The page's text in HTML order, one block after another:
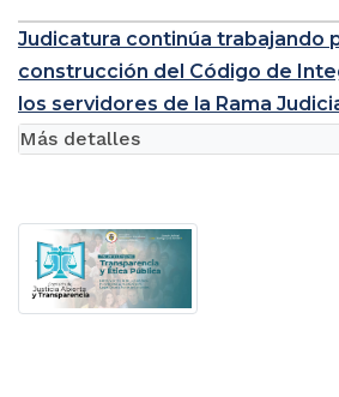
Judicatura continúa trabajando
construcción del Código de
los servidores de la Rama
Más detalles